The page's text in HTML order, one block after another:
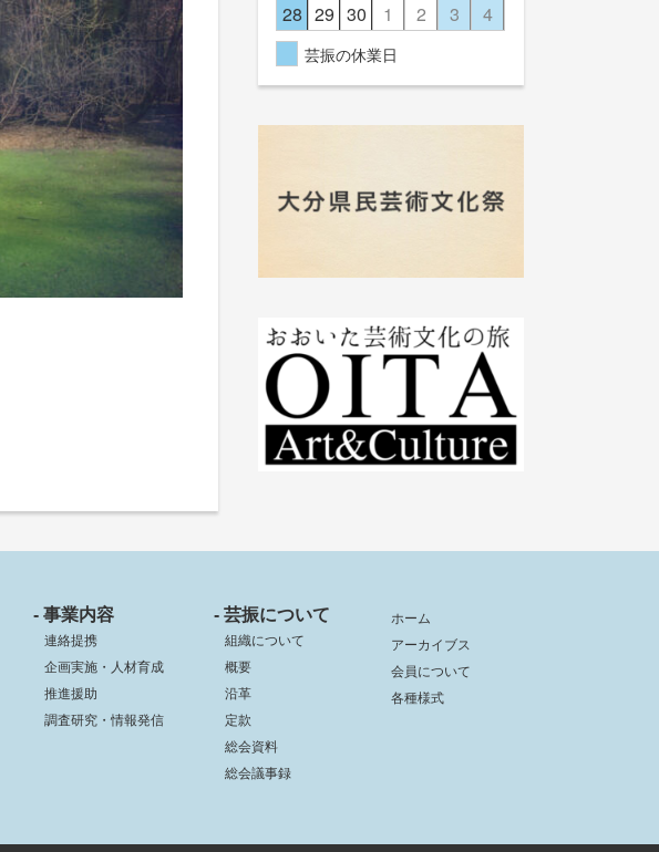
28 29 30 1 2 3 4
芸振の休業日
- 事業内容
連絡提携
企画実施・人材育成
推進援助
調査研究・情報発信
- 芸振について
組織について
概要
沿革
定款
総会資料
総会議事録
ホーム
アーカイブス
会員について
各種様式